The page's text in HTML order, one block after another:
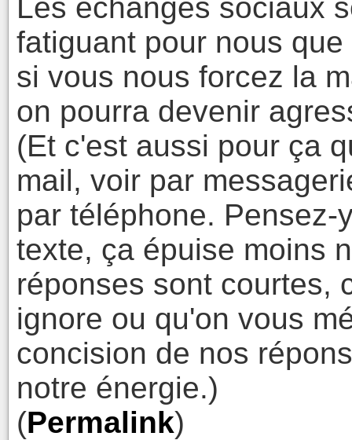
Les échanges sociaux
fatiguant pour nous
si vous nous forcez la
on pourra devenir
(Et c'est aussi pour ça
mail, voir par
par téléphone.
texte, ça épuise moins
réponses sont courtes,
ignore ou qu'on vous
concision de nos
notre énergie.)
(Permalink)